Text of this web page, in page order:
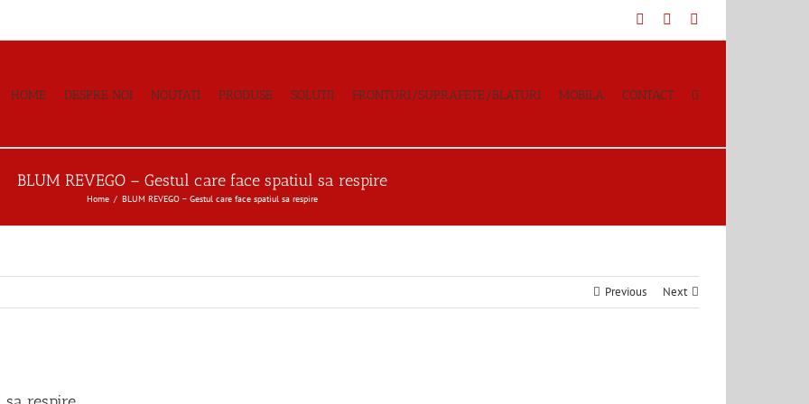
FacebookYouTube
HOME DESPRE NOI NOUTATI PRODUSE SOLUTII FRONTURI/SUPRAFETE/BLATURI MOBILA CONTACT
BLUM REVEGO – Gestul care face spatiul sa respire
Home BLUM REVEGO – Gestul care face spatiul sa respire
Previous Next